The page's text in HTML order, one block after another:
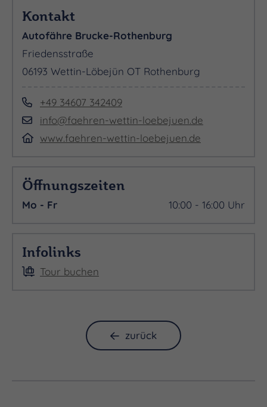
Kontakt
Autofähre Brucke-Rothenburg
Friedensstraße
06193 Wettin-Löbejün OT Rothenburg
‭+49 34607 342409
info@faehren-wettin-loebejuen.de
www.faehren-wettin-loebejuen.de
Öffnungszeiten
Mo - Fr 10:00 - 16:00 Uhr
Infolinks
Tour buchen
zurück